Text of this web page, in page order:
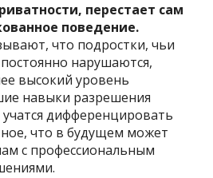
перестает сам
поведение.
что подростки, чьи
нарушаются,
высокий уровень
навыки разрешения
дифференцировать
что в будущем может
с профессиональным